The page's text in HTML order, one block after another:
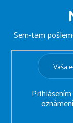
Sem-tam